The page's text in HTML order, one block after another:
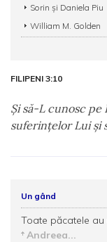
Sorin și Daniela Piu
William M. Golden
FILIPENI 3:10
Şi să-L cunosc pe
suferinţelor Lui şi
Un gând
Toate păcatele au
Andreea...